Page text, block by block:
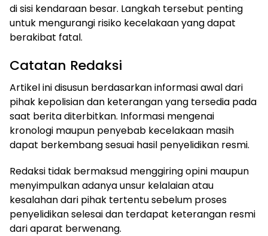
di sisi kendaraan besar. Langkah tersebut penting
untuk mengurangi risiko kecelakaan yang dapat
berakibat fatal.
Catatan Redaksi
Artikel ini disusun berdasarkan informasi awal dari
pihak kepolisian dan keterangan yang tersedia pada
saat berita diterbitkan. Informasi mengenai
kronologi maupun penyebab kecelakaan masih
dapat berkembang sesuai hasil penyelidikan resmi.
Redaksi tidak bermaksud menggiring opini maupun
menyimpulkan adanya unsur kelalaian atau
kesalahan dari pihak tertentu sebelum proses
penyelidikan selesai dan terdapat keterangan resmi
dari aparat berwenang.